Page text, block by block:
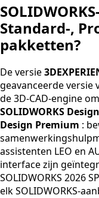
Standard-,
pakketten?
De versie
geavanceerde versie
de 3D-CAD-engine
SOLIDWORKS
Design Premium :
assistenten LEO en
interface zijn
SOLIDWORKS 2026
elk SOLIDWORKS-